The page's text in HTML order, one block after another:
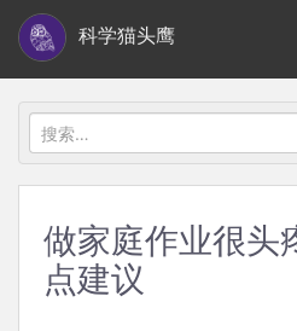
i
科学猫头鹰
搜
索：
做家庭作业很头
点建议